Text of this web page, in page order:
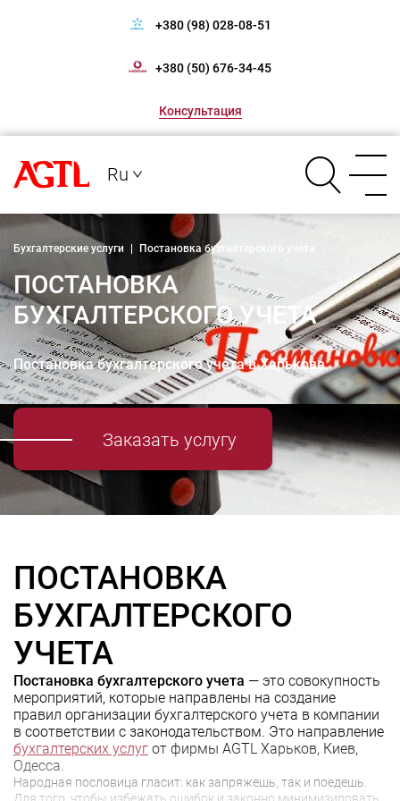
+380 (98) 028-08-51
+380 (50) 676-34-45
Консультация
Ru
Бухгалтерские услуги Постановка бухгалтерского учета
ПОСТАНОВКА
БУХГАЛТЕРСКОГО УЧЕТА
Постановка бухгалтерского учета в Харькове
Заказать услугу
ПОСТАНОВКА
БУХГАЛТЕРСКОГО
УЧЕТА
Постановка бухгалтерского учета — это совокупность
мероприятий, которые направлены на создание
правил организации бухгалтерского учета в компании
в соответствии с законодательством. Это направление
бухгалтерских услуг от фирмы AGTL Харьков, Киев,
Одесса.
Народная пословица гласит: как запряжешь, так и поедешь.